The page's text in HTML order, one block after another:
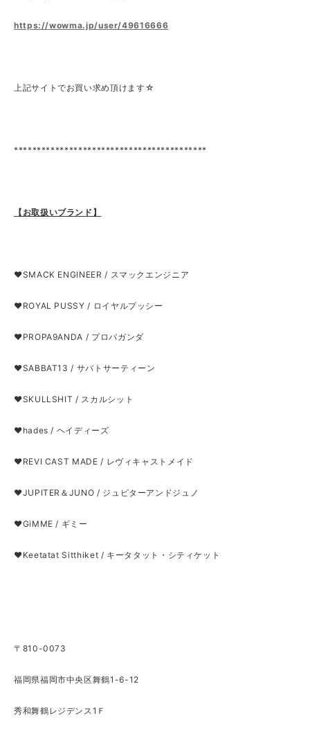
https://wowma.jp/user/49616666
上記サイトでお買い求め頂けます☆
******************************************
【お取扱いブランド】
❤SMACK ENGINEER / スマックエンジニア
❤ROYAL PUSSY / ロイヤルプッシー
❤PROPA9ANDA / プロパガンダ
❤SABBAT13 / サバトサーティーン
❤SKULLSHIT / スカルシット
❤hades / ヘイディーズ
❤REVI CAST MADE / レヴィキャストメイド
❤JUPITER＆JUNO / ジュピターアンドジュノ
❤GiMME / ギミー
❤Keetatat Sitthiket / キータタット・シティケット
〒810-0073
福岡県福岡市中央区舞鶴1-6-12
秀和舞鶴レジデンス1Ｆ